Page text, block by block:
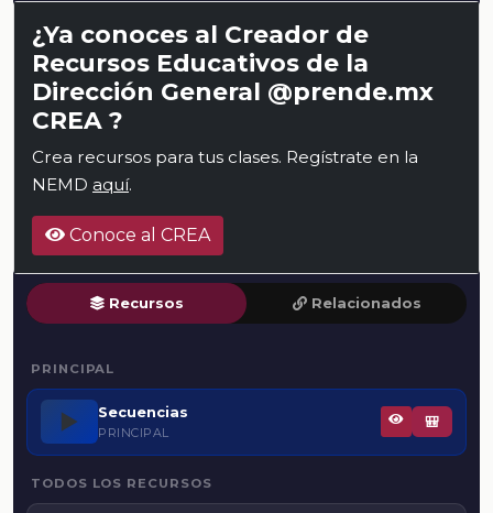
¿Ya conoces al Creador de
Recursos Educativos de la
Dirección General @prende.mx
CREA ?
Crea recursos para tus clases. Regístrate en la
NEMD aquí.
Conoce al CREA
Recursos Relacionados
PRINCIPAL
▶️ Secuencias
PRINCIPAL
🎒
TODOS LOS RECURSOS